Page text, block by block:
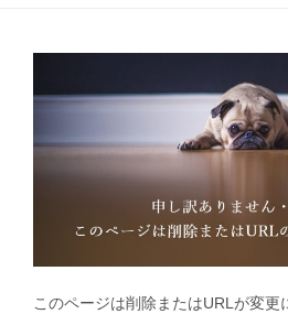
このページは削除またはURLが変更